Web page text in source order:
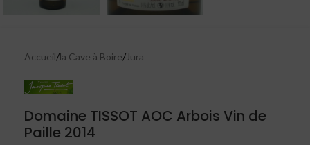
Accueil/la Cave à Boire/Jura
Domaine TISSOT AOC Arbois Vin de
Paille 2014